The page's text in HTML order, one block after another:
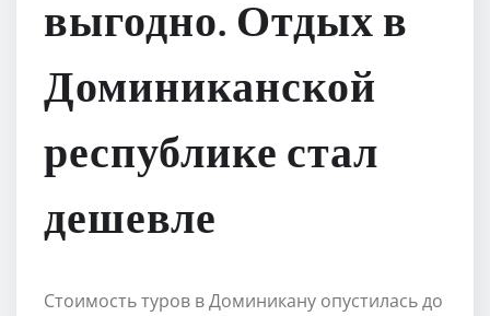
выгодно. Отдых в
Доминиканской
республике стал
дешевле
Стоимость туров в Доминикану опустилась до